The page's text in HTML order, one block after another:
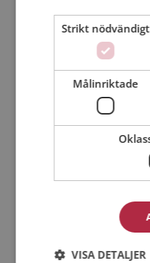
Bli
Min ålder:
Jag accepterar
Strikt nödvändigt
Målinriktade
VISA DETALJER